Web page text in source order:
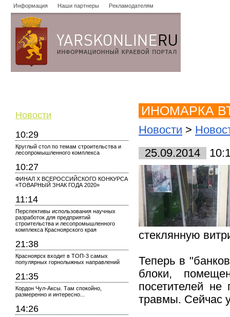
Информация Наши партнеры Рекламодателям
Новости
10:29
Круглый стол по темам строительства и
лесопромышленного комплекса
10:27
ФИНАЛ X ВСЕРОССИЙСКОГО КОНКУРСА
«ТОВАРНЫЙ ЗНАК ГОДА 2020»
11:14
Перспективы использования научных
разработок для предприятий
строительства и лесопромышленного
комплекса Красноярского края
21:38
Красноярск входит в ТОП-3 самых
популярных горнолыжных направлений
21:35
Кордон Чул-Аксы. Там спокойно,
размеренно и интересно...
14:26
ИНОМАРКА
Новости >
25.09.2014
стеклянную
Теперь в
блоки,
посетителей не
травмы. Сейчас